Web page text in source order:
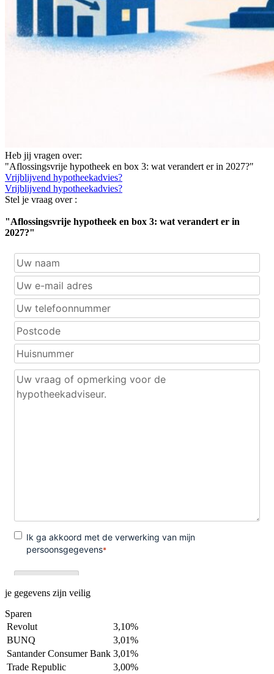
Heb jij vragen over:
"Aflossingsvrije hypotheek en box 3: wat verandert er in 2027?"
Vrijblijvend hypotheekadvies?
Vrijblijvend hypotheekadvies?
Stel je vraag over :
"Aflossingsvrije hypotheek en box 3: wat verandert er in
2027?"
je gegevens zijn veilig
Sparen
Revolut
3,10%
BUNQ
3,01%
Santander Consumer Bank 3,01%
Trade Republic
3,00%